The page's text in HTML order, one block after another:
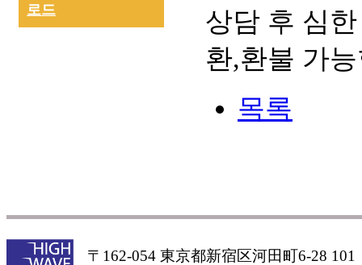
로드
상담 후 심
환,환불 가
목록
〒162-054 東京都新宿区河田町6-28 101